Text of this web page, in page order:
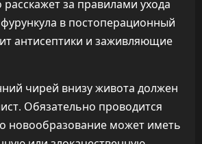
за правилами ухода
в постоперационный
антисептики и заживляющие
чирей внизу живота должен
Обязательно проводится
новообразование может иметь